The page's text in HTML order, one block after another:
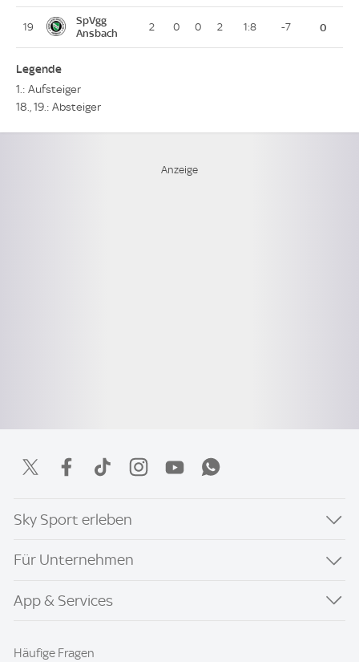
19
SpVgg
Ansbach
2 0 0 2 1:8 -7 0
Legende
1.: Aufsteiger
18., 19.: Absteiger
Sky Sport erleben
Für Unternehmen
App & Services
Häufige Fragen